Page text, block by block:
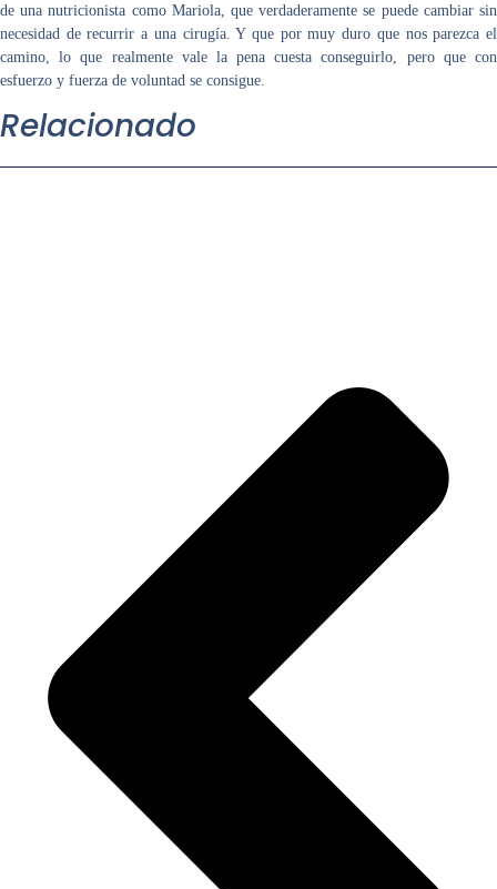
de una nutricionista como Mariola, que verdaderamente se puede cambiar sin
necesidad de recurrir a una cirugía. Y que por muy duro que nos parezca el
camino, lo que realmente vale la pena cuesta conseguirlo, pero que con
esfuerzo y fuerza de voluntad se consigue.
Relacionado